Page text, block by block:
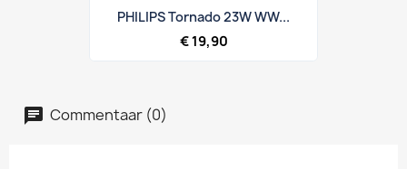
PHILIPS Tornado 23W WW...
€ 19,90
Commentaar (0)